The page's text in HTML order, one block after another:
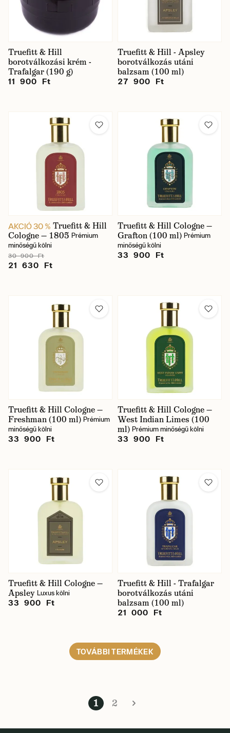
Truefitt & Hill
borotválkozási krém -
Trafalgar (190 g)
11 900 Ft
Truefitt & Hill - Apsley
borotválkozás utáni
balzsam (100 ml)
27 900 Ft
AKCIÓ 30 % Truefitt & Hill
Cologne — 1805 Prémium
minőségű kölni
30 900 Ft
21 630 Ft
Truefitt & Hill Cologne —
Grafton (100 ml) Prémium
minőségű kölni
33 900 Ft
Truefitt & Hill Cologne —
Freshman (100 ml) Prémium
minőségű kölni
33 900 Ft
Truefitt & Hill Cologne —
West Indian Limes (100
ml) Prémium minőségű kölni
33 900 Ft
Truefitt & Hill Cologne —
Apsley Luxus kölni
33 900 Ft
Truefitt & Hill - Trafalgar
borotválkozás utáni
balzsam (100 ml)
21 000 Ft
TOVÁBBI TERMÉKEK
1 2